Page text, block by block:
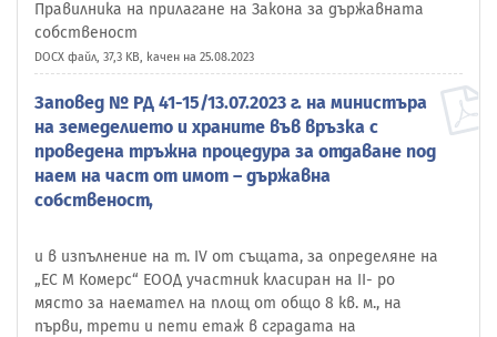
Правилника на прилагане на Закона за държавната
собственост
DOCX файл, 37,3 KB, качен на 25.08.2023
Заповед № РД 41-15/13.07.2023 г. на министъра
на земеделието и храните във връзка с
проведена тръжна процедура за отдаване под
наем на част от имот – държавна
собственост,
и в изпълнение на т. IV от същата, за определяне на
„ЕС М Комерс“ ЕООД участник класиран на II- ро
място за наемател на площ от общо 8 кв. м., на
първи, трети и пети етаж в сградата на